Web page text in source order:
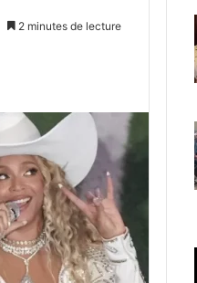
2 minutes de lecture